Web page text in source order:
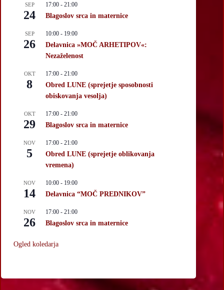
SEP
24
17:00 - 21:00
Blagoslov srca in maternice
SEP
26
10:00 - 19:00
Delavnica »MOČ ARHETIPOV«:
Nezaželenost
OKT
8
17:00 - 21:00
Obred LUNE (sprejetje sposobnosti
obiskovanja vesolja)
OKT
29
17:00 - 21:00
Blagoslov srca in maternice
NOV
5
17:00 - 21:00
Obred LUNE (sprejetje oblikovanja
vremena)
NOV
14
10:00 - 19:00
Delavnica “MOČ PREDNIKOV”
NOV
26
17:00 - 21:00
Blagoslov srca in maternice
Ogled koledarja